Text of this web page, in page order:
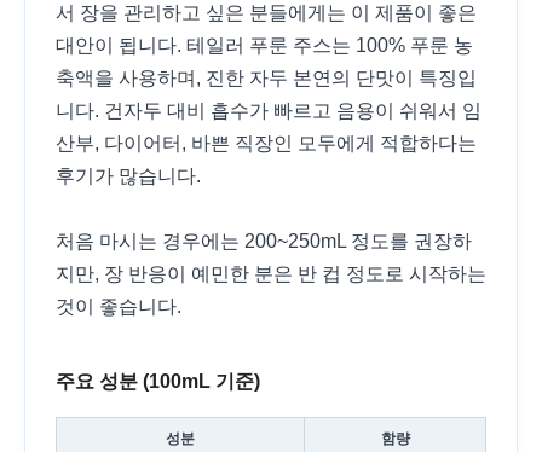
서 장을 관리하고 싶은 분들에게는 이 제품이 좋은
대안이 됩니다. 테일러 푸룬 주스는 100% 푸룬 농
축액을 사용하며, 진한 자두 본연의 단맛이 특징입
니다. 건자두 대비 흡수가 빠르고 음용이 쉬워서 임
산부, 다이어터, 바쁜 직장인 모두에게 적합하다는
후기가 많습니다.
처음 마시는 경우에는 200~250mL 정도를 권장하
지만, 장 반응이 예민한 분은 반 컵 정도로 시작하는
것이 좋습니다.
주요 성분 (100mL 기준)
성분 함량